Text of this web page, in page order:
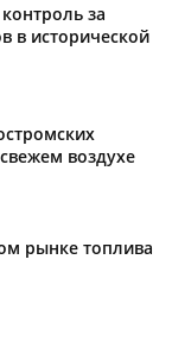
за
в исторической
воздухе
рынке топлива